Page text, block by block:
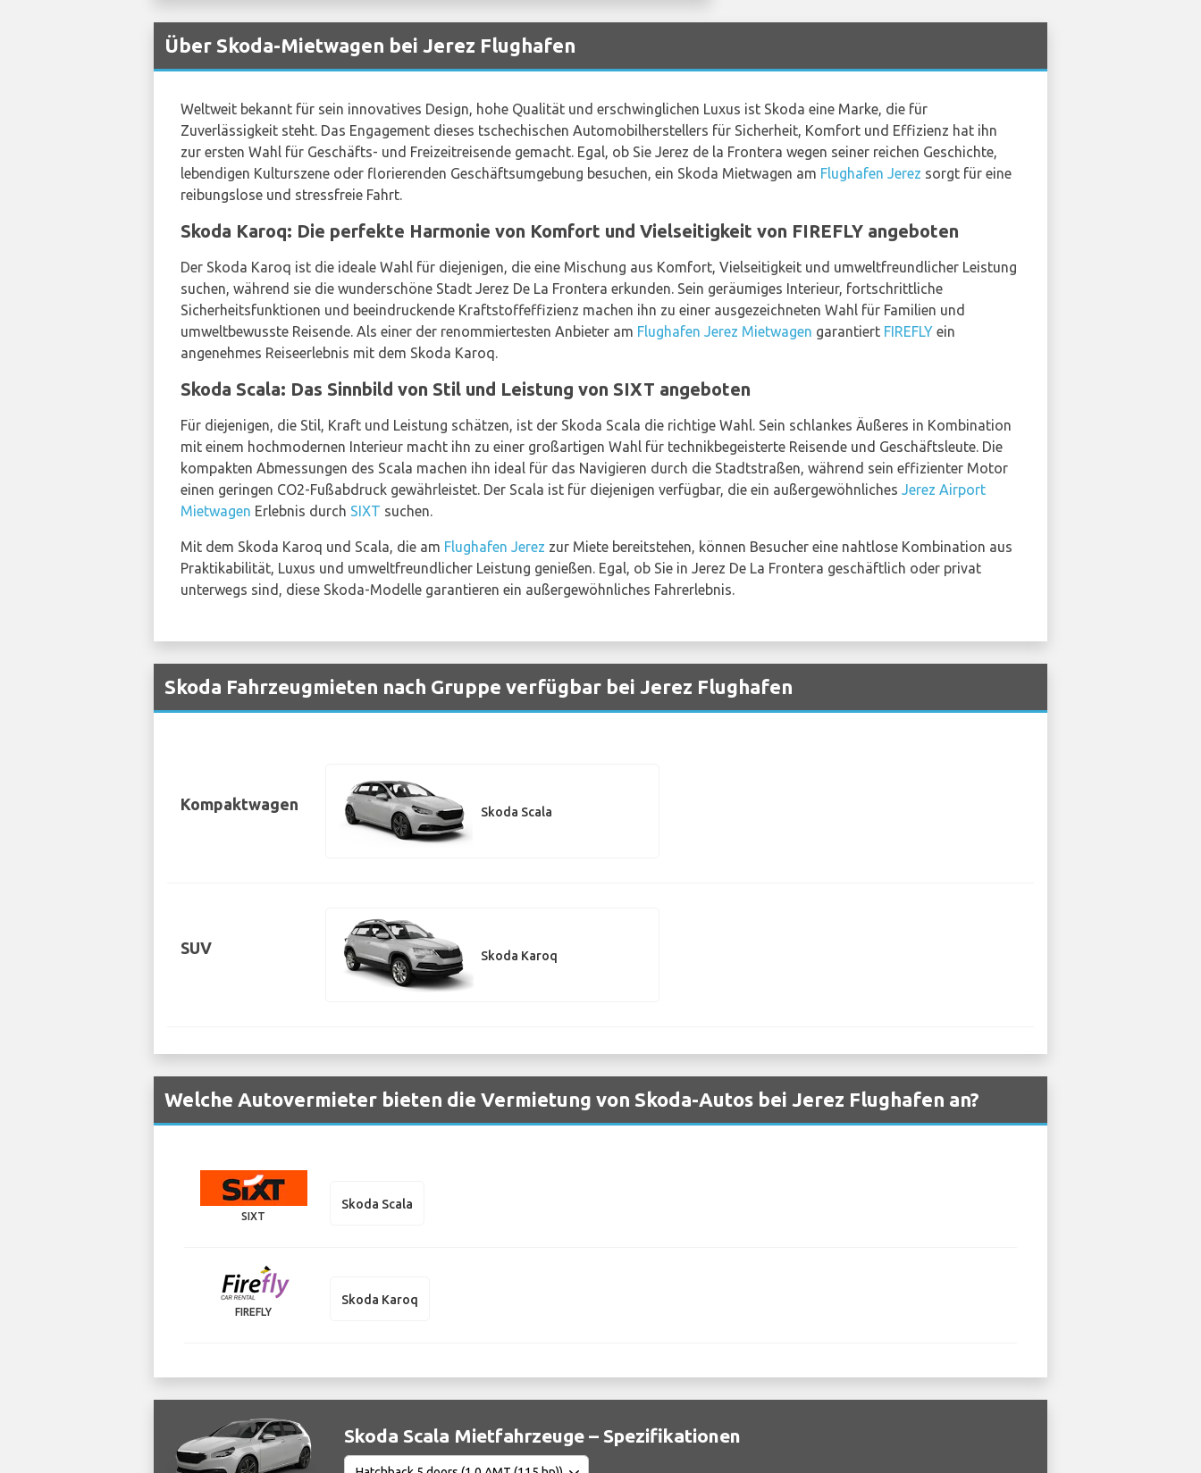
Über Skoda-Mietwagen bei Jerez Flughafen
Weltweit bekannt für sein innovatives Design, hohe Qualität und erschwinglichen Luxus ist Skoda eine Marke, die für
Zuverlässigkeit steht. Das Engagement dieses tschechischen Automobilherstellers für Sicherheit, Komfort und Effizienz hat ihn
zur ersten Wahl für Geschäfts- und Freizeitreisende gemacht. Egal, ob Sie Jerez de la Frontera wegen seiner reichen Geschichte,
lebendigen Kulturszene oder florierenden Geschäftsumgebung besuchen, ein Skoda Mietwagen am Flughafen Jerez sorgt für eine
reibungslose und stressfreie Fahrt.
Skoda Karoq: Die perfekte Harmonie von Komfort und Vielseitigkeit von FIREFLY angeboten
Der Skoda Karoq ist die ideale Wahl für diejenigen, die eine Mischung aus Komfort, Vielseitigkeit und umweltfreundlicher Leistung
suchen, während sie die wunderschöne Stadt Jerez De La Frontera erkunden. Sein geräumiges Interieur, fortschrittliche
Sicherheitsfunktionen und beeindruckende Kraftstoffeffizienz machen ihn zu einer ausgezeichneten Wahl für Familien und
umweltbewusste Reisende. Als einer der renommiertesten Anbieter am Flughafen Jerez Mietwagen garantiert FIREFLY ein
angenehmes Reiseerlebnis mit dem Skoda Karoq.
Skoda Scala: Das Sinnbild von Stil und Leistung von SIXT angeboten
Für diejenigen, die Stil, Kraft und Leistung schätzen, ist der Skoda Scala die richtige Wahl. Sein schlankes Äußeres in Kombination
mit einem hochmodernen Interieur macht ihn zu einer großartigen Wahl für technikbegeisterte Reisende und Geschäftsleute. Die
kompakten Abmessungen des Scala machen ihn ideal für das Navigieren durch die Stadtstraßen, während sein effizienter Motor
einen geringen CO2-Fußabdruck gewährleistet. Der Scala ist für diejenigen verfügbar, die ein außergewöhnliches Jerez Airport
Mietwagen Erlebnis durch SIXT suchen.
Mit dem Skoda Karoq und Scala, die am Flughafen Jerez zur Miete bereitstehen, können Besucher eine nahtlose Kombination aus
Praktikabilität, Luxus und umweltfreundlicher Leistung genießen. Egal, ob Sie in Jerez De La Frontera geschäftlich oder privat
unterwegs sind, diese Skoda-Modelle garantieren ein außergewöhnliches Fahrerlebnis.
Skoda Fahrzeugmieten nach Gruppe verfügbar bei Jerez Flughafen
Kompaktwagen Skoda Scala
SUV Skoda Karoq
Welche Autovermieter bieten die Vermietung von Skoda-Autos bei Jerez Flughafen an?
SIXT
Skoda Scala
FIREFLY
Skoda Karoq
Skoda Scala Mietfahrzeuge – Spezifikationen